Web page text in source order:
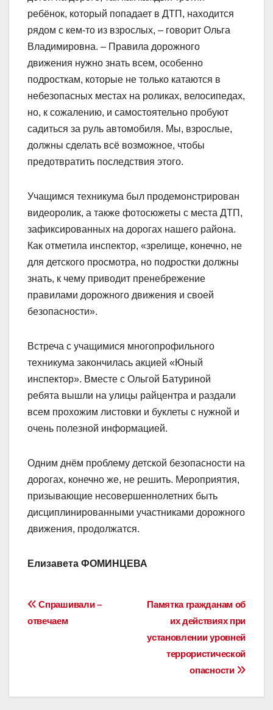
ребёнок, который попадает в ДТП, находится
рядом с кем-то из взрослых, – говорит Ольга
Владимировна. – Правила дорожного
движения нужно знать всем, особенно
подросткам, которые не только катаются в
небезопасных местах на роликах, велосипедах,
но, к сожалению, и самостоятельно пробуют
садиться за руль автомобиля. Мы, взрослые,
должны сделать всё возможное, чтобы
предотвратить последствия этого.
Учащимся техникума был продемонстрирован
видеоролик, а также фотосюжеты с места ДТП,
зафиксированных на дорогах нашего района.
Как отметила инспектор, «зрелище, конечно, не
для детского просмотра, но подростки должны
знать, к чему приводит пренебрежение
правилами дорожного движения и своей
безопасности».
Встреча с учащимися многопрофильного
техникума закончилась акцией «Юный
инспектор». Вместе с Ольгой Батуриной
ребята вышли на улицы райцентра и раздали
всем прохожим листовки и буклеты с нужной и
очень полезной информацией.
Одним днём проблему детской безопасности на
дорогах, конечно же, не решить. Мероприятия,
призывающие несовершеннолетних быть
дисциплинированными участниками дорожного
движения, продолжатся.
Елизавета ФОМИНЦЕВА
Навигация
Памятка гражданам об
их действиях при
установлении уровней
террористической
опасности
Спрашивали –
отвечаем